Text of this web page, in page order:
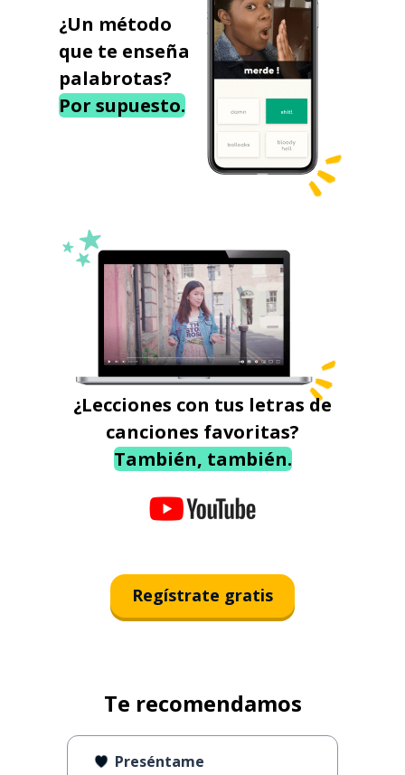
¿Un método
que te enseña
palabrotas?
Por supuesto.
¿Lecciones con tus letras de
canciones favoritas?
También, también.
Regístrate gratis
Te recomendamos
Preséntame